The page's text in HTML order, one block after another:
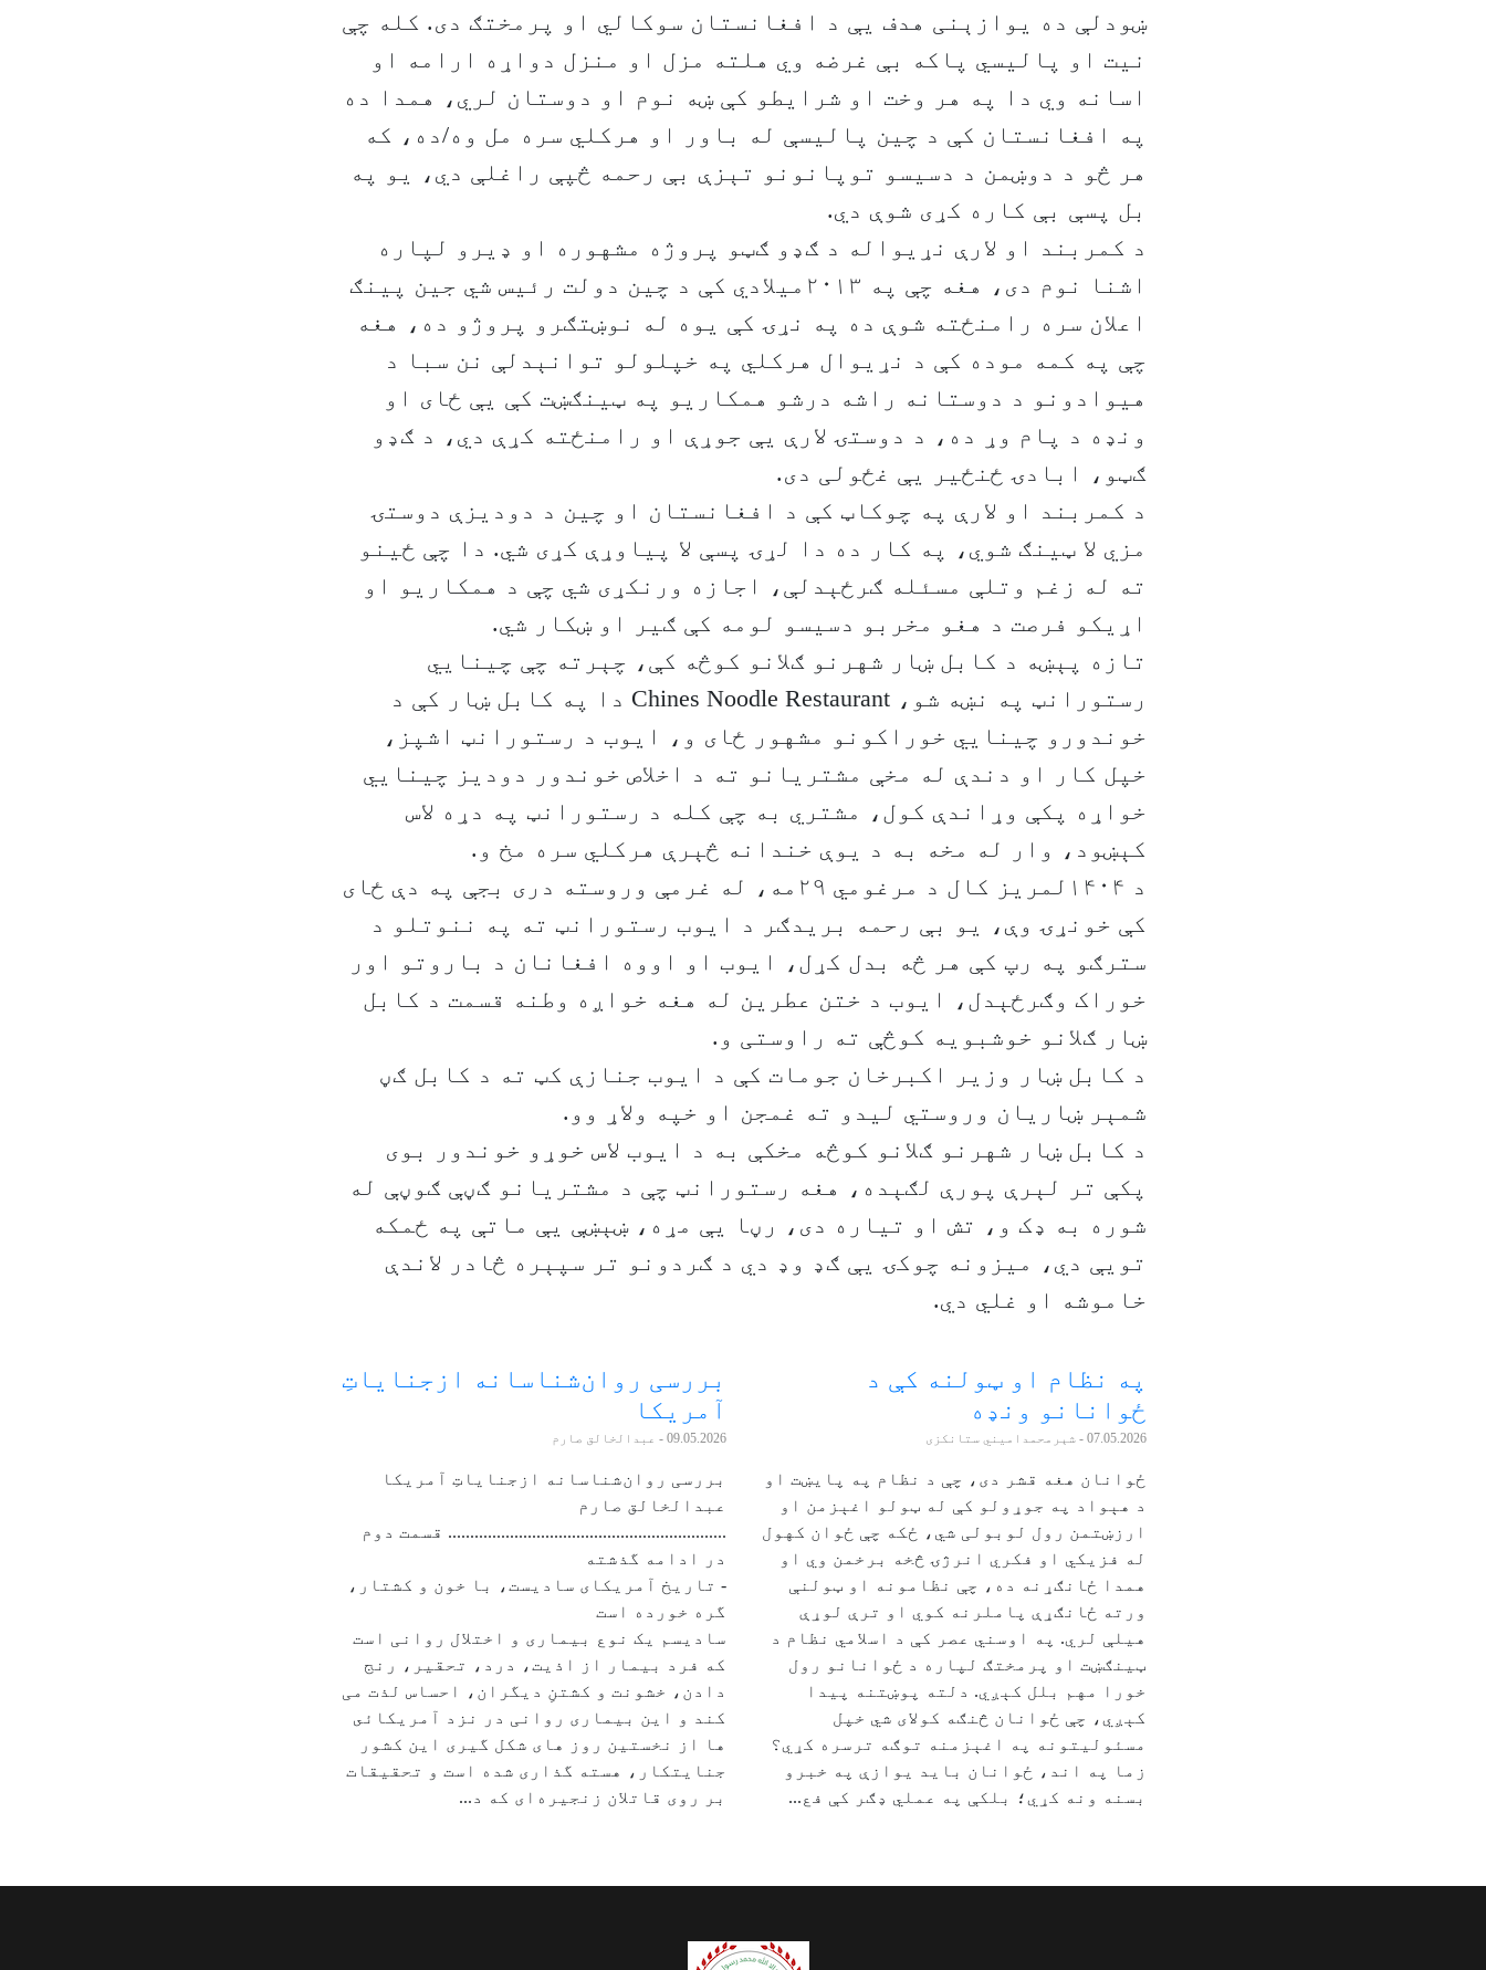
ښودلې ده يوازېنی هدف يې د افغانستان سوکالي او پرمختګ دی. کله چې
نيت او پاليسي پاکه بې غرضه وي هلته مزل او منزل دواړه ارامه او
اسانه وي دا په هر وخت او شرايطو کې ښه نوم او دوستان لري، همدا ده
په افغانستان کې د چين پاليسې له باور او هرکلي سره مل وه/ده، که
هر څو د دوښمن د دسيسو توپانونو تېزې بې رحمه څپې راغلې دي، يو په
بل پسې بې کاره کړی شوې دي.
د کمربند او لارې نړيواله د ګډو ګټو پروژه مشهوره او ډيرو لپاره
اشنا نوم دی، هغه چې په ۲۰۱۳ميلادي کې د چين دولت رئيس شي جين پينګ
اعلان سره رامنځته شوې ده په نړۍ کې يوه له نوښتګرو پروژو ده، هغه
چې په کمه موده کې د نړيوال هرکلي په خپلولو توانېدلې نن سبا د
هيوادونو د دوستانه راشه درشو همکاريو په ټينګښت کې يې ځای او
ونډه د پام وړ ده، د دوستۍ لارې يې جوړې او رامنځته کړې دي، د ګډو
ګټو، ابادۍ ځنځير يې غځولی دی.
د کمربند او لارې په چوکاټ کې د افغانستان او چين د دوديزې دوستۍ
مزي لا ټينګ شوي، په کار ده دا لړۍ پسې لا پياوړې کړی شي. دا چې ځينو
ته له زغم وتلې مسئله ګرځېدلې، اجازه ورنکړی شي چې د همکاريو او
اړیکو فرصت د هغو مخربو دسيسو لومه کې ګير او ښکار شي.
تازه پېښه د کابل ښار شهرنو ګلانو کوڅه کې، چېرته چې چينايي
رستورانټ په نښه شو، Chines Noodle Restaurant دا په کابل ښار کې د
خوندورو چينايي خوراکونو مشهور ځای و، ايوب د رستورانټ اشپز،
خپل کار او دندې له مخې مشتريانو ته د اخلاص خوندور دوديز چينايي
خواړه پکې وړاندې کول، مشتري به چې کله د رستورانټ په دړه لاس
کېښود، وار له مخه به د يوې خندانه څېرې هرکلي سره مخ و.
د ۱۴۰۴لمريز کال د مرغومي ۲۹مه، له غرمې وروسته دری بجې په دې ځای
کې خونړۍ وې، يو بې رحمه بريدګر د ايوب رستورانټ ته په ننوتلو د
سترګو په رپ کې هر څه بدل کړل، ايوب او اووه افغانان د باروتو اور
خوراک وګرځېدل، ايوب د ختن عطرين له هغه خواږه وطنه قسمت د کابل
ښار ګلانو خوشبويه کوڅې ته راوستی و.
د کابل ښار وزير اکبرخان جومات کې د ايوب جنازې کټ ته د کابل ګڼ
شمېر ښاريان وروستي ليدو ته غمجن او خپه ولاړ وو.
د کابل ښار شهرنو ګلانو کوڅه مخکې به د ايوب لاس خوړو خوندور بوی
پکې تر لېرې پورې لګېده، هغه رستورانټ چې د مشتريانو ګڼې ګوڼې له
شوره به ډک و، تش او تياره دی، رڼا يې مړه، ښېښې يې ماتې په ځمکه
تويې دي، ميزونه چوکۍ يې ګډ وډ دي د ګردونو تر سپېره څادر لاندې
خاموشه او غلي دي.
په نظام او ټولنه کې د
ځوانانو ونډه
07.05.2026 - شېرمحمدامیني ستانکزی
ځوانان هغه قشر دی، چې د نظام په پایښت او
د هېواد په جوړولو کې له ټولو اغېزمن او
ارزښتمن رول لوبولی شي، ځکه چې ځوان کهول
له فزیکي او فکري انرژۍ څخه برخمن وي او
همدا ځانګړنه ده، چې نظامونه او ټولنې
ورته ځانګړې پاملرنه کوي او ترې لوړې
هیلې لري. په اوسني عصر کې د اسلامي نظام د
ټینګښت او پرمختګ لپاره د ځوانانو رول
خورا مهم بلل کېږي. دلته پوښتنه پیدا
کېږي، چې ځوانان څنګه کولای شي خپل
مسئولیتونه په اغېزمنه توګه ترسره کړي؟
زما په اند، ځوانان باید یوازې په خبرو
بسنه ونه کړي؛ بلکې په عملي ډګر کې فع...
بررسی روان‌شناسانه ازجنایاتِ
آمریکا
09.05.2026 - عبدالخالق صارم
بررسی روان‌شناسانه ازجنایاتِ آمریکا
عبدالخالق صارم
............................................................... قسمت دوم
در ادامه گذشته
- تاریخ آمریکای سادیست، با خون و کشتار،
گره خورده است
سادیسم یک نوع بیماری و اختلال روانی است
که فرد بیمار از اذیت، درد، تحقیر، رنج
دادن، خشونت و کشتنِ دیگران، احساس لذت می
کند و این بيمارى روانی در نزد آمريکائى
ها از نخستين روز هاى شکل گيرى اين کشور
جنايتکار، هسته گذارى شده است و تحقیقات
بر روی قاتلان زنجیره‌ای که د...